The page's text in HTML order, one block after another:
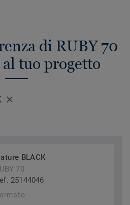
di RUBY 70
tuo progetto
BLACK
70
25144046